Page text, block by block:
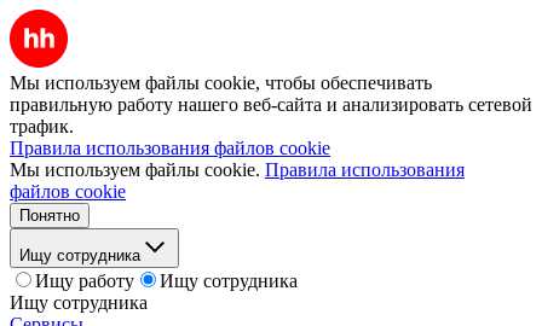
Мы используем файлы cookie, чтобы обеспечивать
правильную работу нашего веб-сайта и анализировать сетевой
трафик.
Правила использования файлов cookie
Мы используем файлы cookie. Правила использования
файлов cookie
Понятно
Ищу сотрудника
Ищу работу
Ищу сотрудника
Ищу сотрудника